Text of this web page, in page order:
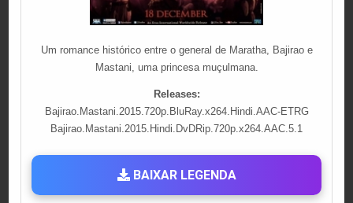
Um romance histórico entre o general de Maratha, Bajirao e
Mastani, uma princesa muçulmana.
Releases:
Bajirao.Mastani.2015.720p.BluRay.x264.Hindi.AAC-ETRG
Bajirao.Mastani.2015.Hindi.DvDRip.720p.x264.AAC.5.1
BAIXAR LEGENDA